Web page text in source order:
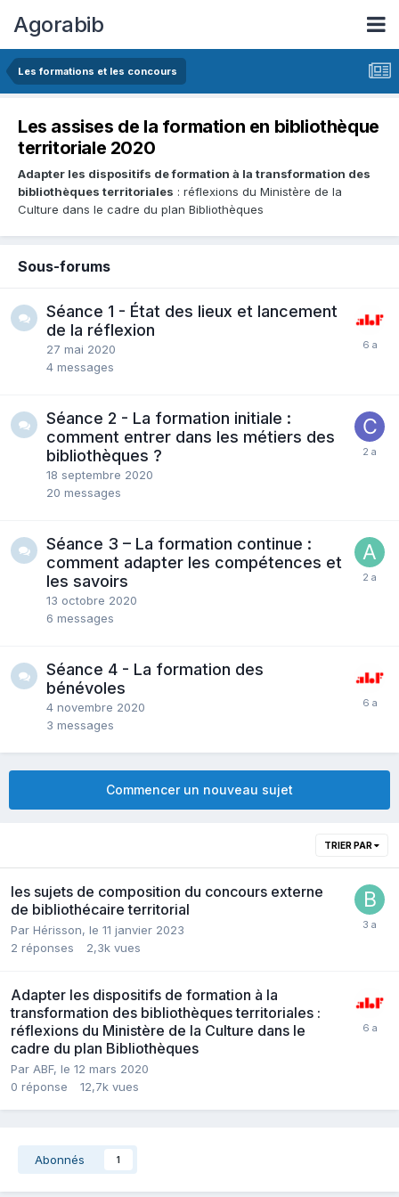
Agorabib
Les formations et les concours
Les assises de la formation en bibliothèque
territoriale 2020
Adapter les dispositifs de formation à la transformation des
bibliothèques territoriales : réflexions du Ministère de la
Culture dans le cadre du plan Bibliothèques
Sous-forums
Séance 1 - État des lieux et lancement
de la réflexion
27 mai 2020
4 messages
Séance 2 - La formation initiale :
comment entrer dans les métiers des
bibliothèques ?
18 septembre 2020
20 messages
Séance 3 – La formation continue :
comment adapter les compétences et
les savoirs
13 octobre 2020
6 messages
Séance 4 - La formation des
bénévoles
4 novembre 2020
3 messages
Commencer un nouveau sujet
TRIER PAR
les sujets de composition du concours externe
de bibliothécaire territorial
Par Hérisson, le 11 janvier 2023
2 réponses 2,3k vues
Adapter les dispositifs de formation à la
transformation des bibliothèques territoriales :
réflexions du Ministère de la Culture dans le
cadre du plan Bibliothèques
Par ABF, le 12 mars 2020
0 réponse 12,7k vues
Abonnés 1